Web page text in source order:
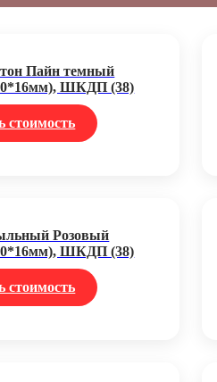
Пайн темный
ШКДП (38)
стоимость
Розовый
ШКДП (38)
стоимость